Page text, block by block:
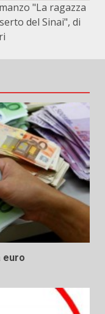
"La ragazza
del Sinai", di
euro